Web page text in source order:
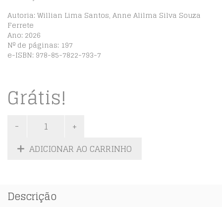
Autoria: Willian Lima Santos, Anne Alilma Silva Souza
Ferrete
Ano: 2026
Nº de páginas: 197
e-ISBN: 978-85-7822-793-7
Grátis!
ADICIONAR AO CARRINHO
Descrição